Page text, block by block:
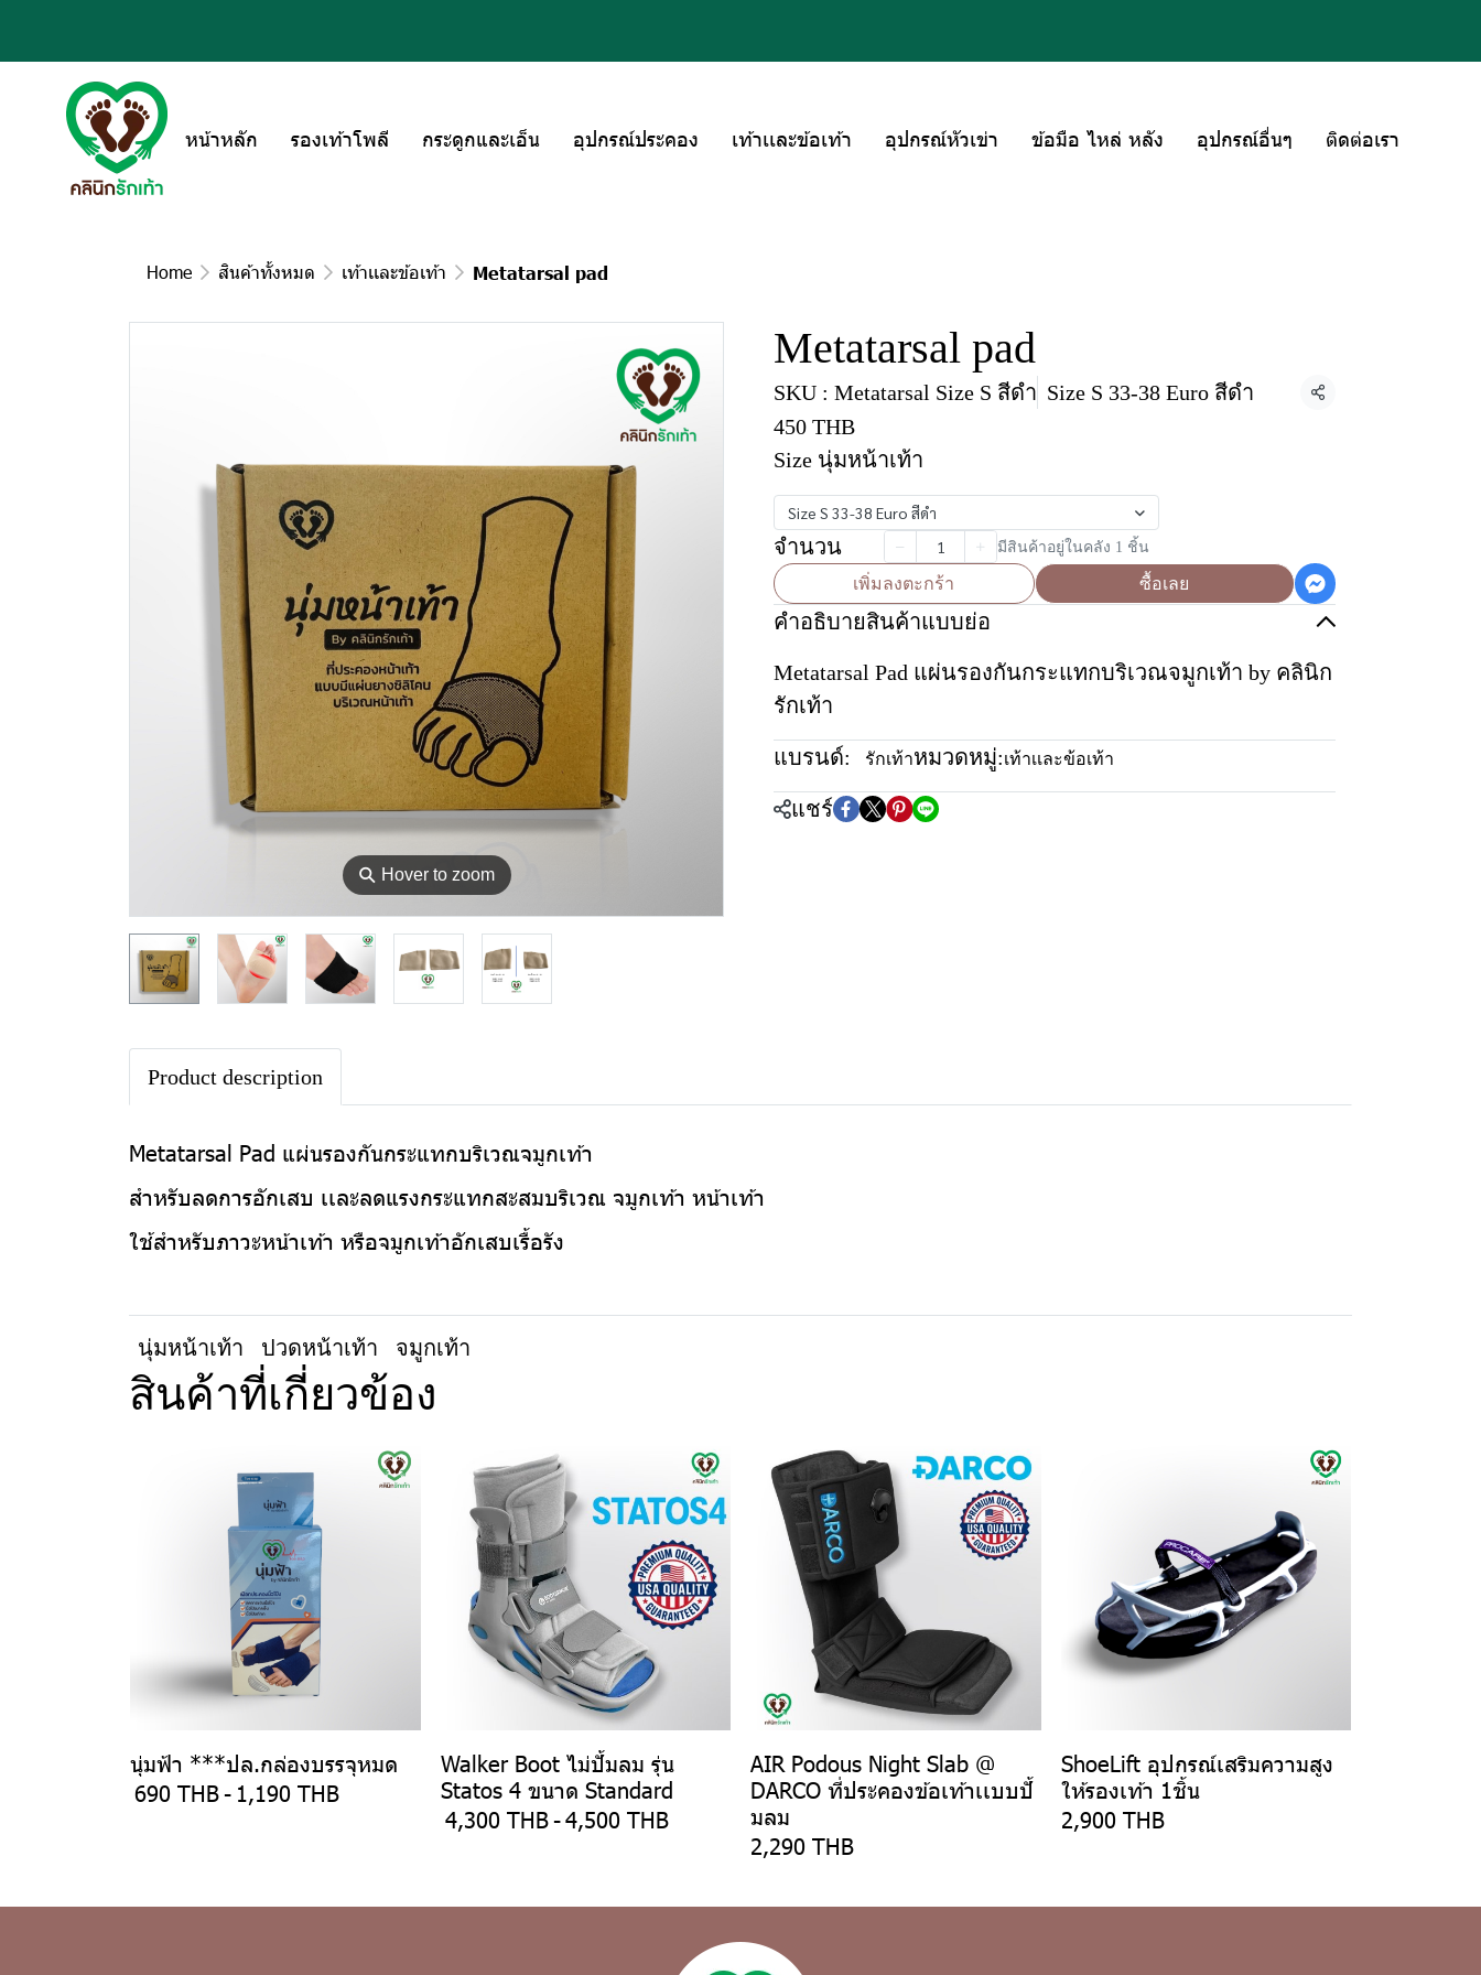
หน้าหลัก รองเท้าโพลี กระดูกและเอ็น อุปกรณ์ประคอง เท้าเเละข้อเท้า อุปกรณ์หัวเข่า ข้อมือ ไหล่ หลัง อุปกรณ์อื่นๆ ติดต่อเรา
Home สินค้าทั้งหมด เท้าเเละข้อเท้า Metatarsal pad
⚲ Hover to zoom
Metatarsal pad
SKU : Metatarsal Size S สีดำ Size S 33-38 Euro สีดำ แชร์
450 THB
Size นุ่มหน้าเท้า
Size S 33-38 Euro สีดำ
จำนวน มีสินค้าอยู่ในคลัง 1 ชิ้น
เพิ่มลงตะกร้า ซื้อเลย
คำอธิบายสินค้าแบบย่อ
Metatarsal Pad แผ่นรองกันกระแทกบริเวณจมูกเท้า by คลินิก
รักเท้า
แบรนด์: รักเท้าหมวดหมู่:เท้าเเละข้อเท้า
แชร์
Product description
Metatarsal Pad แผ่นรองกันกระแทกบริเวณจมูกเท้า
สำหรับลดการอักเสบ เเละลดแรงกระแทกสะสมบริเวณ จมูกเท้า หน้าเท้า
ใช้สำหรับภาวะหน้าเท้า หรือจมูกเท้าอักเสบเรื้อรัง
นุ่มหน้าเท้า ปวดหน้าเท้า จมูกเท้า
สินค้าที่เกี่ยวข้อง
นุ่มฟ้า ***ปล.กล่องบรรจุหมด
690 THB- 1,190 THB
Walker Boot ไม่ปั้มลม รุ่น
Statos 4 ขนาด Standard
4,300 THB-4,500 THB
AIR Podous Night Slab @
DARCO ที่ประคองข้อเท้าเเบบปั้
มลม
2,290 THB
ShoeLift อุปกรณ์เสริมความสูง
ให้รองเท้า 1ชิ้น
2,900 THB